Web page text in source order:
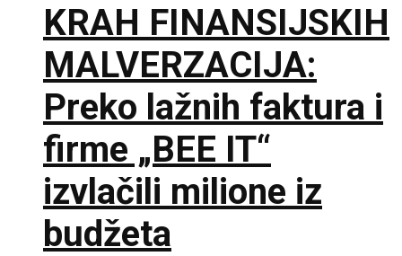
KRAH FINANSIJSKIH
MALVERZACIJA:
Preko lažnih faktura i
firme „BEE IT“
izvlačili milione iz
budžeta